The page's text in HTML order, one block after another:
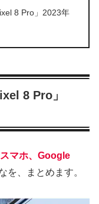
8 Pro」2023年
8 Pro」
マホ、Google
を、まとめます。